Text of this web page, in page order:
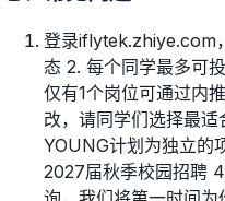
登录iflytek.zhiye.com
态 2. 每个同学最多可
仅有1个岗位可通过内
改，请同学们选择最
YOUNG计划为独立的
2027届秋季校园招聘